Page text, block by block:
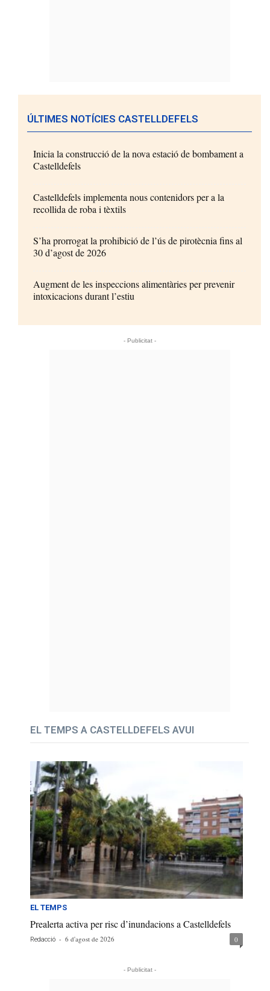
ÚLTIMES NOTÍCIES CASTELLDEFELS
Inicia la construcció de la nova estació de bombament a
Castelldefels
Castelldefels implementa nous contenidors per a la
recollida de roba i tèxtils
S’ha prorrogat la prohibició de l’ús de pirotècnia fins al
30 d’agost de 2026
Augment de les inspeccions alimentàries per prevenir
intoxicacions durant l’estiu
- Publicitat -
EL TEMPS A CASTELLDEFELS AVUI
EL TEMPS
Prealerta activa per risc d’inundacions a Castelldefels
Redacció - 6 d'agost de 2026 0
- Publicitat -